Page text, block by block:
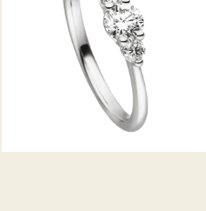
RING DES JAHRES 2021